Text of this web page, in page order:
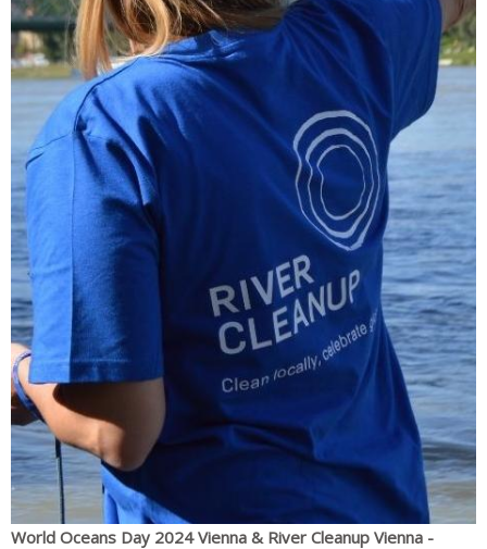
World Oceans Day 2024 Vienna & River Cleanup Vienna -